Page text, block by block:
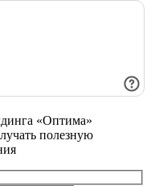
«Оптима»
полезную